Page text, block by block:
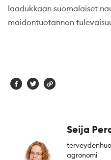
laadukkaan suomalaiset
maidontuotannon
Seija
agronomi